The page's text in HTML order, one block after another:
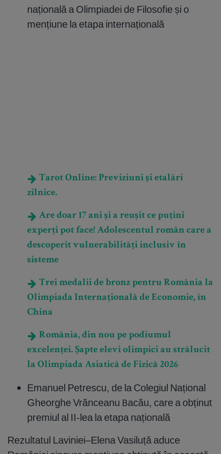
națională a Olimpiadei de Filosofie și o
mențiune la etapa internațională
Tarot Online: Previziuni și etalări
zilnice.
Are doar 17 ani și a reușit ce puțini
experți pot face! Adolescentul român care a
descoperit vulnerabilități inclusiv în
sisteme
Trei medalii de bronz pentru România la
Olimpiada Internațională de Economie, în
China
România, din nou pe podiumul
excelenței. Șapte elevi olimpici au strălucit
la Olimpiada Asiatică de Fizică 2026
Emanuel Petrescu, de la Colegiul Național
Gheorghe Vrănceanu Bacău, care a obținut
premiul al II-lea la etapa națională
Rezultatul Laviniei–Elena Vasiluță aduce